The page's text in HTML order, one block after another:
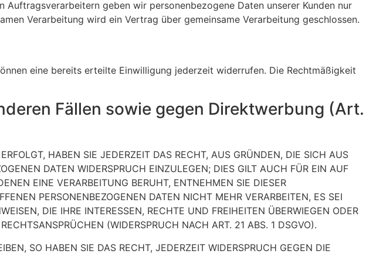
geben wir personenbezogene Daten unserer Kunden nur
Verarbeitung wird ein Vertrag über gemeinsame Verarbeitung geschlossen.
eine bereits erteilte Einwilligung jederzeit widerrufen. Die Rechtmäßigkeit
Fällen sowie gegen Direktwerbung (Art.
HABEN SIE JEDERZEIT DAS RECHT, AUS GRÜNDEN, DIE SICH AUS
DATEN WIDERSPRUCH EINZULEGEN; DIES GILT AUCH FÜR EIN AUF
EINE VERARBEITUNG BERUHT, ENTNEHMEN SIE DIESER
PERSONENBEZOGENEN DATEN NICHT MEHR VERARBEITEN, ES SEI
DIE IHRE INTERESSEN, RECHTE UND FREIHEITEN ÜBERWIEGEN ODER
(WIDERSPRUCH NACH ART. 21 ABS. 1 DSGVO).
SO HABEN SIE DAS RECHT, JEDERZEIT WIDERSPRUCH GEGEN DIE